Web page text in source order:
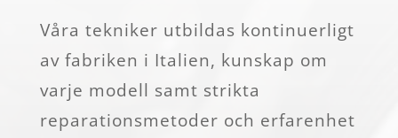
Våra tekniker utbildas kontinuerligt
av fabriken i Italien, kunskap om
varje modell samt strikta
reparationsmetoder och erfarenhet